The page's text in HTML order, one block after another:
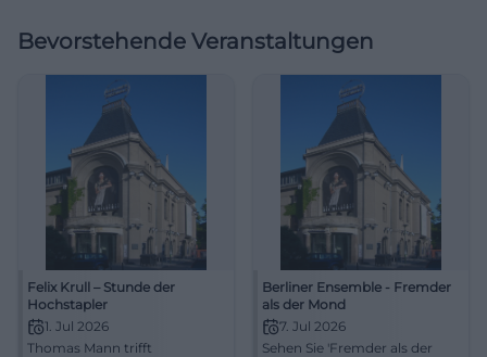
Bevorstehende Veranstaltungen
Felix Krull – Stunde der
Hochstapler
1. Jul 2026
Thomas Mann trifft
Berliner Ensemble - Fremder
als der Mond
7. Jul 2026
Sehen Sie 'Fremder als der